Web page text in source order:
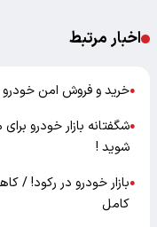
اخبار مرتبط
●خرید و فروش امن خودرو
●شگفتانه بازار خودرو
شوید !
●
کامل